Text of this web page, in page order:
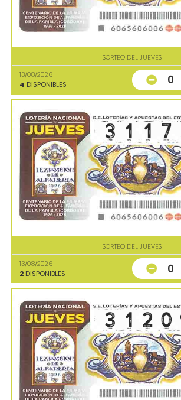
SORTEO DEL JUEVES
13/08/2026
4 DISPONIBLES 0
SORTEO DEL JUEVES
13/08/2026
2 DISPONIBLES 0